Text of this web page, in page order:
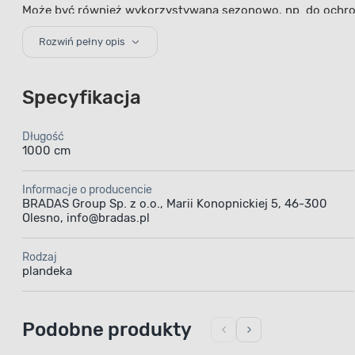
Może być również wykorzystywana sezonowo, np. do
Duży rozmiar
Wymiary 6 × 10 metrów pozwalają na zabezpieczenie
naturalnym i nie dominuje wizualnie przestrzeni.
Dzięki elastycznemu i lekkiego materiałowi plandeka
Sprawdzona jakość producenta
Producentemplandekijest BRADAS Group Sp. z o.o.,
wybór dla osób poszukujących trwałego i skutecznego
Rozwiń pełny opis
Specyfikacja
Długość
1000 cm
Informacje o producencie
BRADAS Group Sp. z o.o., Marii Konopnickiej 5, 46-300
Olesno, info@bradas.pl
Rodzaj
plandeka
Podobne produkty